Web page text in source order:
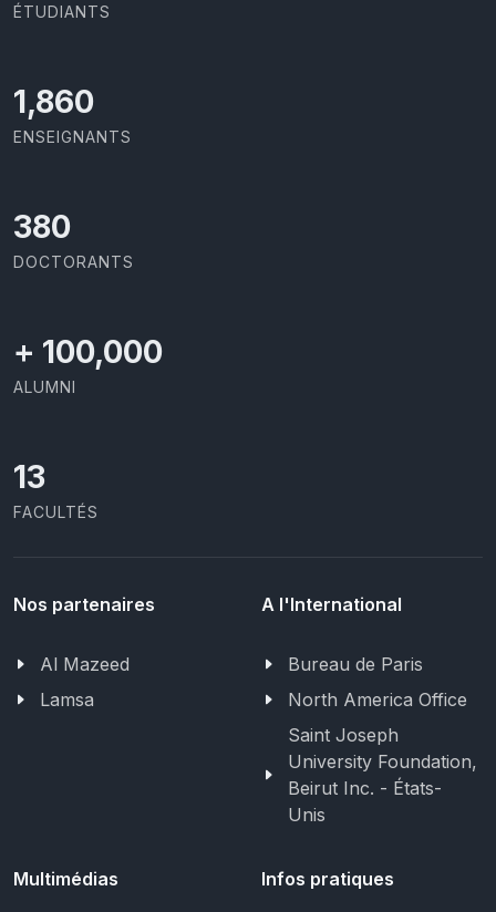
ÉTUDIANTS
2,029
ENSEIGNANTS
414
DOCTORANTS
+ 100,000
ALUMNI
13
FACULTÉS
Nos partenaires
Al Mazeed
Lamsa
A l'International
Bureau de Paris
North America Office
Saint Joseph
University Foundation,
Beirut Inc. - États-
Unis
Multimédias Infos pratiques